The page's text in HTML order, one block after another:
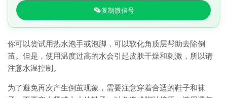
复制微信号
你可以尝试用热水泡手或泡脚，可以软化角质层帮助去除倒
茧。但是，使用温度过高的水会引起皮肤干燥和刺激，所以请
注意水温控制。
为了避免再次产生倒茧现象，需要注意穿着合适的鞋子和袜